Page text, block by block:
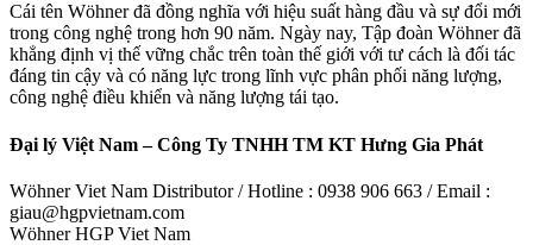
Cái tên Wöhner đã đồng nghĩa với hiệu suất hàng đầu và sự đổi mới
trong công nghệ trong hơn 90 năm. Ngày nay, Tập đoàn Wöhner đã
khẳng định vị thế vững chắc trên toàn thế giới với tư cách là đối tác
đáng tin cậy và có năng lực trong lĩnh vực phân phối năng lượng,
công nghệ điều khiển và năng lượng tái tạo.
Đại lý Việt Nam – Công Ty TNHH TM KT Hưng Gia Phát
Wöhner Viet Nam Distributor / Hotline : 0938 906 663 / Email :
giau@hgpvietnam.com
Wöhner HGP Viet Nam